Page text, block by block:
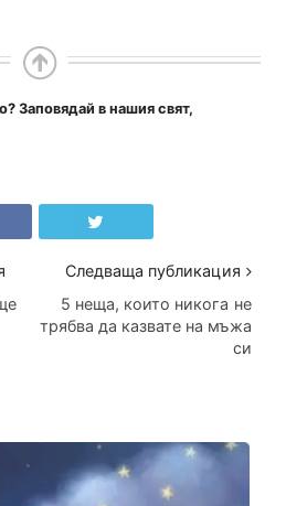
Заповядай в нашия свят,
Следваща публикация
5 неща, които никога не
трябва да казвате на мъжа
си